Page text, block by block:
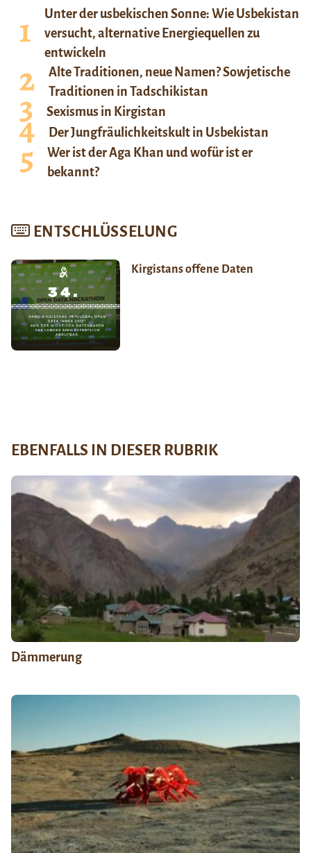
Unter der usbekischen Sonne: Wie Usbekistan
versucht, alternative Energiequellen zu
entwickeln
Alte Traditionen, neue Namen? Sowjetische
Traditionen in Tadschikistan
Sexismus in Kirgistan
Der Jungfräulichkeitskult in Usbekistan
Wer ist der Aga Khan und wofür ist er
bekannt?
ENTSCHLÜSSELUNG
Kirgistans offene Daten
EBENFALLS IN DIESER RUBRIK
Dämmerung